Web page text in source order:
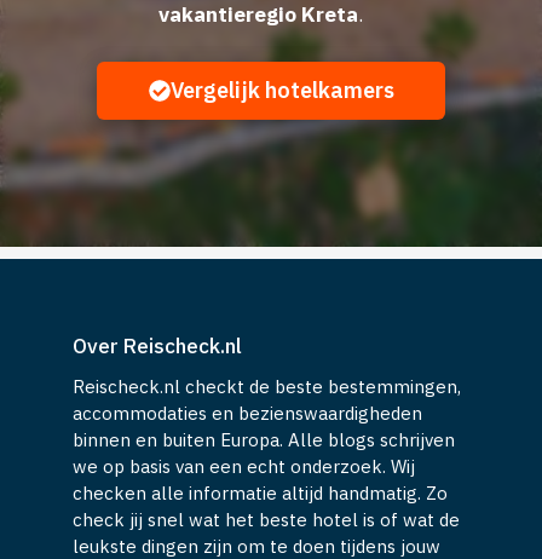
vakantieregio Kreta.
Vergelijk hotelkamers
Over Reischeck.nl
Reischeck.nl checkt de beste bestemmingen,
accommodaties en bezienswaardigheden
binnen en buiten Europa. Alle blogs schrijven
we op basis van een echt onderzoek. Wij
checken alle informatie altijd handmatig. Zo
check jij snel wat het beste hotel is of wat de
leukste dingen zijn om te doen tijdens jouw